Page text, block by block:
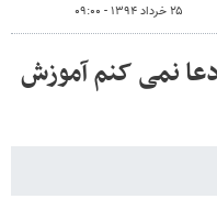
۲۵ خرداد ۱۳۹۴ - ۰۹:۰۰
نمی کنم آموزش